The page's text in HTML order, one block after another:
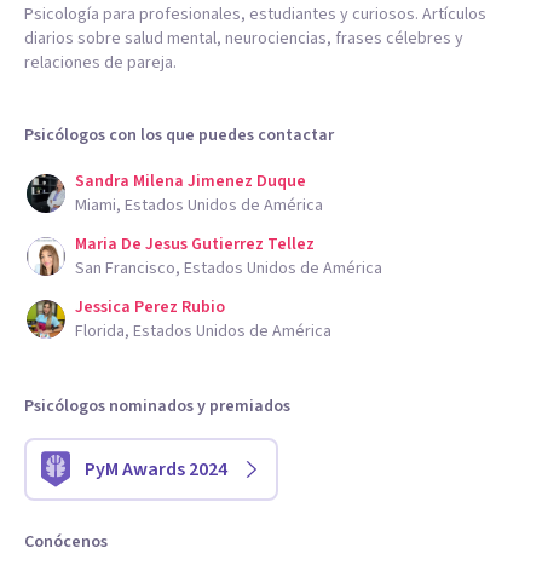
Psicología para profesionales, estudiantes y curiosos. Artículos
diarios sobre salud mental, neurociencias, frases célebres y
relaciones de pareja.
Psicólogos con los que puedes contactar
Sandra Milena Jimenez Duque
Miami, Estados Unidos de América
Maria De Jesus Gutierrez Tellez
San Francisco, Estados Unidos de América
Jessica Perez Rubio
Florida, Estados Unidos de América
Psicólogos nominados y premiados
PyM Awards 2024
Conócenos